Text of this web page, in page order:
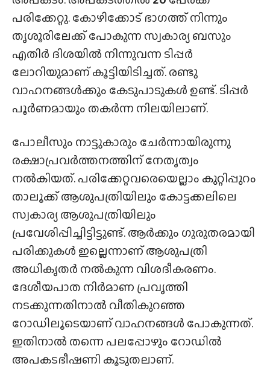
പരിക്കേറ്റു. കോഴിക്കോട് ഭാഗത്ത് നിന്നും
തൃശൂരിലേക്ക് പോകുന്ന സ്വകാര്യ ബസും
എതിർ ദിശയിൽ നിന്നുവന്ന ടിപ്പർ
ലോറിയുമാണ് കൂട്ടിയിടിച്ചത്. രണ്ടു
വാഹനങ്ങൾക്കും കേടുപാടുകൾ ഉണ്ട്. ടിപ്പർ
പൂർണമായും തകർന്ന നിലയിലാണ്.
പോലീസും നാട്ടുകാരും ചേർന്നായിരുന്നു
രക്ഷാപ്രവർത്തനത്തിന് നേതൃത്വം
നൽകിയത്. പരിക്കേറ്റവരെയെല്ലാം കുറ്റിപ്പുറം
താലൂക്ക് ആശുപത്രിയിലും കോട്ടക്കലിലെ
സ്വകാര്യ ആശുപത്രിയിലും
പ്രവേശിപ്പിച്ചിട്ടിട്ടുണ്ട്. ആർക്കും ഗുരുതരമായി
പരിക്കുകൾ ഇല്ലെന്നാണ് ആശുപത്രി
അധികൃതർ നൽകുന്ന വിശദീകരണം.
ദേശീയപാത നിർമാണ പ്രവൃത്തി
നടക്കുന്നതിനാൽ വീതികുറഞ്ഞ
റോഡിലൂടെയാണ് വാഹനങ്ങൾ പോകുന്നത്.
ഇതിനാൽ തന്നെ പലപ്പോഴും റോഡിൽ
അപകടഭീഷണി കൂടുതലാണ്.